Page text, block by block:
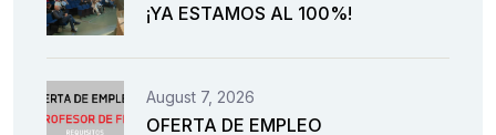
¡YA ESTAMOS AL 100%!
August 7, 2026
OFERTA DE EMPLEO